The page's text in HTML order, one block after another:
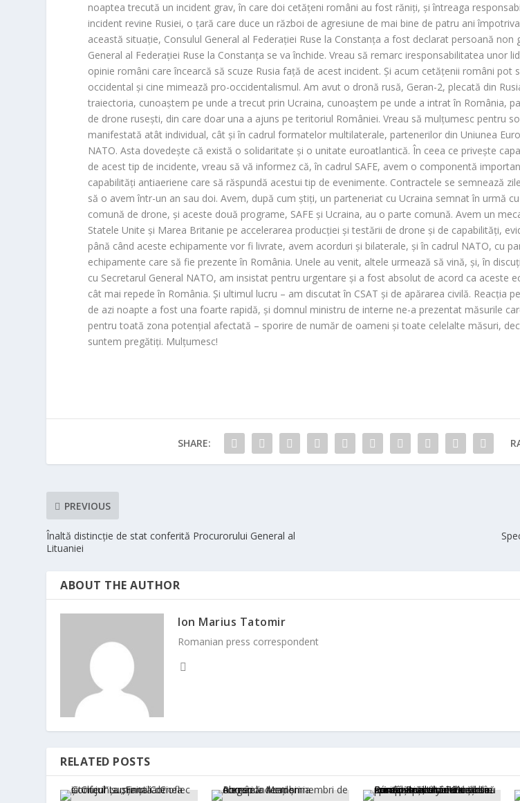
noaptea trecută un incident grav, în care doi cetățeni români au fost răniți, și întreaga
incident revine Rusiei, o țară care duce un război de agresiune de mai bine de patru ani
această situație, Consulul General al Federației Ruse la Constanța a fost declarat persoană non
General al Federației Ruse la Constanța se va închide. Vreau să remarc iresponsabilitatea unor
opinie români care încearcă să scuze Rusia față de acest incident. Și acum cetățenii români pot
occidental și cine mimează pro-occidentalismul. Am avut o dronă rusă, Geran-2, plecată din
traiectoria, cunoaștem pe unde a trecut prin Ucraina, cunoaștem pe unde a intrat în România,
de drone rusești, din care doar una a ajuns pe teritoriul României. Vreau să mulțumesc pentru
manifestată atât individual, cât și în cadrul formatelor multilaterale, partenerilor din Uniunea
NATO. Asta dovedește că există o solidaritate și o unitate euroatlantică. În ceea ce privește
de acest tip de incidente, vreau să vă informez că, în cadrul SAFE, avem o componentă
capabilități antiaeriene care să răspundă acestui tip de evenimente. Contractele se semnează
să o avem într-un an sau doi. Avem, după cum știți, un parteneriat cu Ucraina semnat în urmă
comună de drone, și aceste două programe, SAFE și Ucraina, au o parte comună. Avem un
Statele Unite și Marea Britanie pe accelerarea producției și testării de drone și de capabilități,
până când aceste echipamente vor fi livrate, avem acorduri și bilaterale, și în cadrul NATO, cu
echipamente care să fie prezente în România. Unele au venit, altele urmează să vină, și, în
cu Secretarul General NATO, am insistat pentru urgentare și a fost absolut de acord ca aceste
cât mai repede în România. Și ultimul lucru – am discutat în CSAT și de apărarea civilă. Reacția
de azi noapte a fost una foarte rapidă, și domnul ministru de interne ne-a prezentat măsurile
pentru toată zona potențial afectată – sporire de număr de oameni și toate celelalte măsuri,
suntem pregătiți. Mulțumesc!
SHARE:
PREVIOUS
Înaltă distincție de stat conferită Procurorului General al
Lituaniei
ABOUT THE AUTHOR
Ion Marius Tatomir
Romanian press correspondent
RELATED POSTS